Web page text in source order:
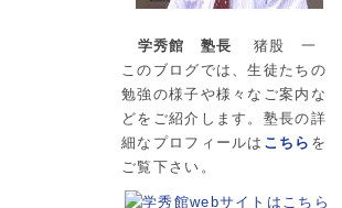
学秀館 塾長 猪股 一
このブログでは、生徒たちの
勉強の様子や様々なご案内な
どをご紹介します。塾長の詳
細なプロフィールは こちら を
ご覧下さい。